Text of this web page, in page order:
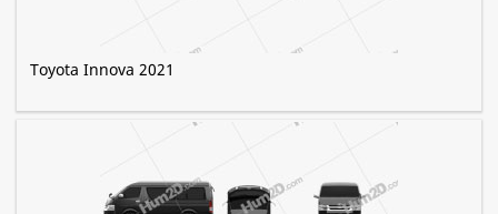
Toyota Innova 2021